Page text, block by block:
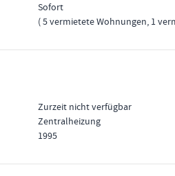
Sofort
5 vermietete Wohnungen, 1
Zurzeit nicht verfügbar
Zentralheizung
1995